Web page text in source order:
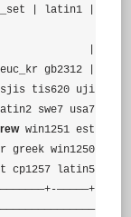
gb2312
sjis tis620 uji
swe7 usa7
win1251 est
greek win1250
cp1257 latin5 |